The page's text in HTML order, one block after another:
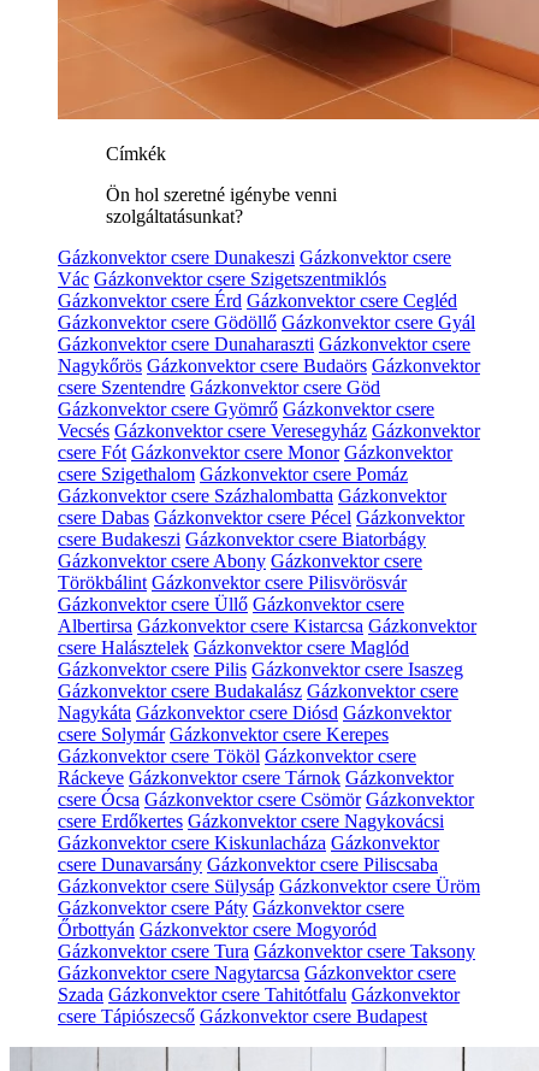
Címkék
Ön hol szeretné igénybe venni
szolgáltatásunkat?
Gázkonvektor csere Dunakeszi Gázkonvektor csere
Vác Gázkonvektor csere Szigetszentmiklós
Gázkonvektor csere Érd Gázkonvektor csere Cegléd
Gázkonvektor csere Gödöllő Gázkonvektor csere Gyál
Gázkonvektor csere Dunaharaszti Gázkonvektor csere
Nagykőrös Gázkonvektor csere Budaörs Gázkonvektor
csere Szentendre Gázkonvektor csere Göd
Gázkonvektor csere Gyömrő Gázkonvektor csere
Vecsés Gázkonvektor csere Veresegyház Gázkonvektor
csere Fót Gázkonvektor csere Monor Gázkonvektor
csere Szigethalom Gázkonvektor csere Pomáz
Gázkonvektor csere Százhalombatta Gázkonvektor
csere Dabas Gázkonvektor csere Pécel Gázkonvektor
csere Budakeszi Gázkonvektor csere Biatorbágy
Gázkonvektor csere Abony Gázkonvektor csere
Törökbálint Gázkonvektor csere Pilisvörösvár
Gázkonvektor csere Üllő Gázkonvektor csere
Albertirsa Gázkonvektor csere Kistarcsa Gázkonvektor
csere Halásztelek Gázkonvektor csere Maglód
Gázkonvektor csere Pilis Gázkonvektor csere Isaszeg
Gázkonvektor csere Budakalász Gázkonvektor csere
Nagykáta Gázkonvektor csere Diósd Gázkonvektor
csere Solymár Gázkonvektor csere Kerepes
Gázkonvektor csere Tököl Gázkonvektor csere
Ráckeve Gázkonvektor csere Tárnok Gázkonvektor
csere Ócsa Gázkonvektor csere Csömör Gázkonvektor
csere Erdőkertes Gázkonvektor csere Nagykovácsi
Gázkonvektor csere Kiskunlacháza Gázkonvektor
csere Dunavarsány Gázkonvektor csere Piliscsaba
Gázkonvektor csere Sülysáp Gázkonvektor csere Üröm
Gázkonvektor csere Páty Gázkonvektor csere
Őrbottyán Gázkonvektor csere Mogyoród
Gázkonvektor csere Tura Gázkonvektor csere Taksony
Gázkonvektor csere Nagytarcsa Gázkonvektor csere
Szada Gázkonvektor csere Tahitótfalu Gázkonvektor
csere Tápiószecső Gázkonvektor csere Budapest